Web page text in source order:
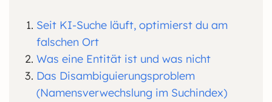
Seit KI-Suche läuft, optimierst du am
falschen Ort
Was eine Entität ist und was nicht
Das Disambiguierungsproblem
(Namensverwechslung im Suchindex)